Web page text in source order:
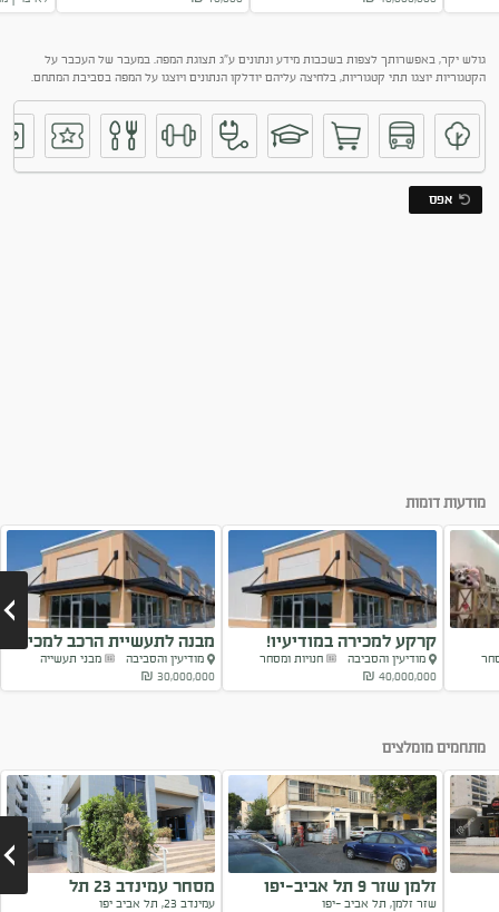
גולש יקר, באפשרותך לצפות בשכבות מידע ונתונים ע"ג תצוגת המפה. במעבר של העכבר על
הקטגוריות יוצגו תתי קטגוריות, בלחיצה עליהם יודלקו הנתונים ויוצגו על המפה בסביבת המתחם.
אפס
מודעות דומות
קרקע למכירה במודיעיו!
מודיעין והסביבה
חנויות ומסחר
40,000,000 ₪
מבנה לתעשיית הרכב למכירה
! מודיעין והסביבה
מבני תעשייה
30,000,000 ₪
מתחמים מומלצים
זלמן שזר 9 תל אביב-יפו
שזר זלמן, תל אביב -יפו
מסחר עמינדב 23 תל
עמינדב 23, תל אביב יפו